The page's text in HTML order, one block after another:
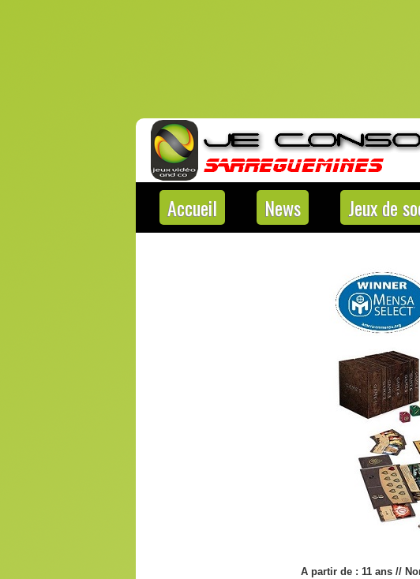
Accueil News Jeux de
A partir de : 11 ans //